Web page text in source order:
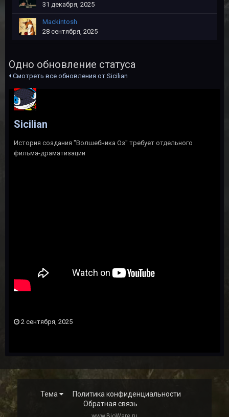
31 декабря, 2025
Mackintosh
28 сентября, 2025
Одно обновление статуса
Смотреть все обновления от Sicilian
Sicilian
История создания "Волшебника Оз" требует отдельного
фильма-драматизации
2 сентября, 2025
Тема
Политика конфиденциальности
Обратная связь